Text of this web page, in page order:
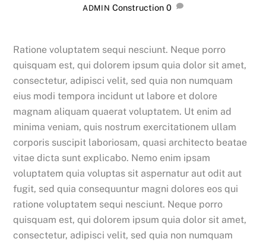
ADMIN Construction 0
Ratione voluptatem sequi nesciunt. Neque porro
quisquam est, qui dolorem ipsum quia dolor sit amet,
consectetur, adipisci velit, sed quia non numquam
eius modi tempora incidunt ut labore et dolore
magnam aliquam quaerat voluptatem. Ut enim ad
minima veniam, quis nostrum exercitationem ullam
corporis suscipit laboriosam, quasi architecto beatae
vitae dicta sunt explicabo. Nemo enim ipsam
voluptatem quia voluptas sit aspernatur aut odit aut
fugit, sed quia consequuntur magni dolores eos qui
ratione voluptatem sequi nesciunt. Neque porro
quisquam est, qui dolorem ipsum quia dolor sit amet,
consectetur, adipisci velit, sed quia non numquam